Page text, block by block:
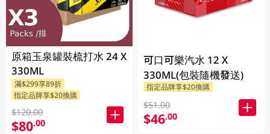
原箱玉泉罐裝梳打水 24 X
330ML
滿$299享89折
指定品牌享$20換購
$120.00
$80.00
可口可樂汽水 12 X
330ML(包裝隨機發送)
指定品牌享$20換購
$51.00
$46.00